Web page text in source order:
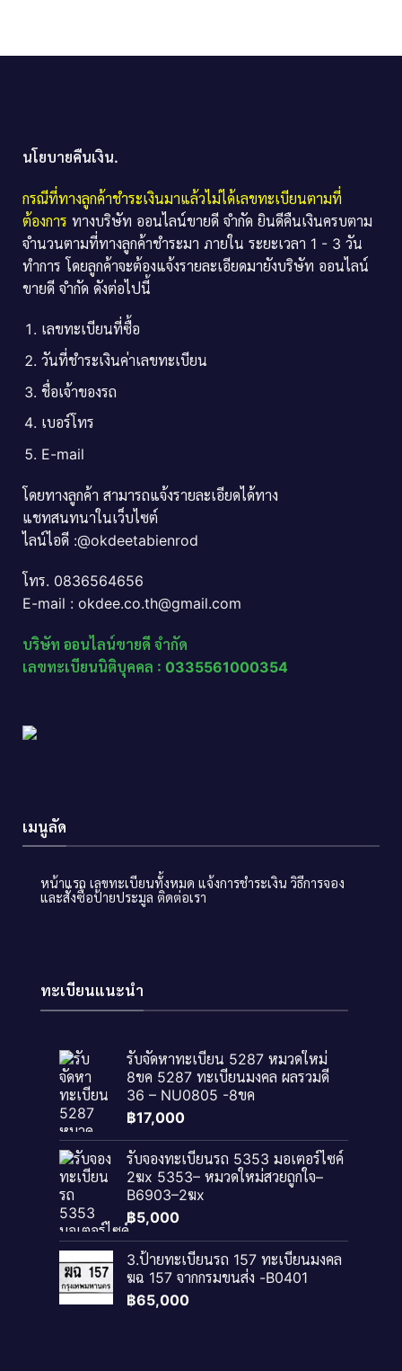
นโยบายคืนเงิน.
กรณีที่ทางลูกค้าชำระเงินมาแล้วไม่ได้เลขทะเบียนตามที่
ต้องการ ทางบริษัท ออนไลน์ขายดี จำกัด ยินดีคืนเงินครบตาม
จำนวนตามที่ทางลูกค้าชำระมา ภายใน ระยะเวลา 1 - 3 วัน
ทำการ โดยลูกค้าจะต้องแจ้งรายละเอียดมายังบริษัท ออนไลน์
ขายดี จำกัด ดังต่อไปนี้
เลขทะเบียนที่ซื้อ
วันที่ชำระเงินค่าเลขทะเบียน
ชื่อเจ้าของรถ
เบอร์โทร
E-mail
โดยทางลูกค้า สามารถแจ้งรายละเอียดได้ทาง
แชทสนทนาในเว็บไซต์
ไลน์ไอดี :@okdeetabienrod
โทร. 0836564656
E-mail : okdee.co.th@gmail.com
บริษัท ออนไลน์ขายดี จำกัด
เลขทะเบียนนิติบุคคล : 0335561000354
เมนูลัด
หน้าแรก เลขทะเบียนทั้งหมด แจ้งการชำระเงิน วิธีการจอง
และสั่งซื้อป้ายประมูล ติดต่อเรา
ทะเบียนแนะนำ
รับจัดหาทะเบียน 5287 หมวดใหม่
8ขค 5287 ทะเบียนมงคล ผลรวมดี
36 – NU0805 -8ขค
฿17,000
รับจองทะเบียนรถ 5353 มอเตอร์ไซค์
2ฆx 5353– หมวดใหม่สวยถูกใจ–
B6903–2ฆx
฿5,000
3.ป้ายทะเบียนรถ 157 ทะเบียนมงคล
ฆฉ 157 จากกรมขนส่ง -B0401
฿65,000